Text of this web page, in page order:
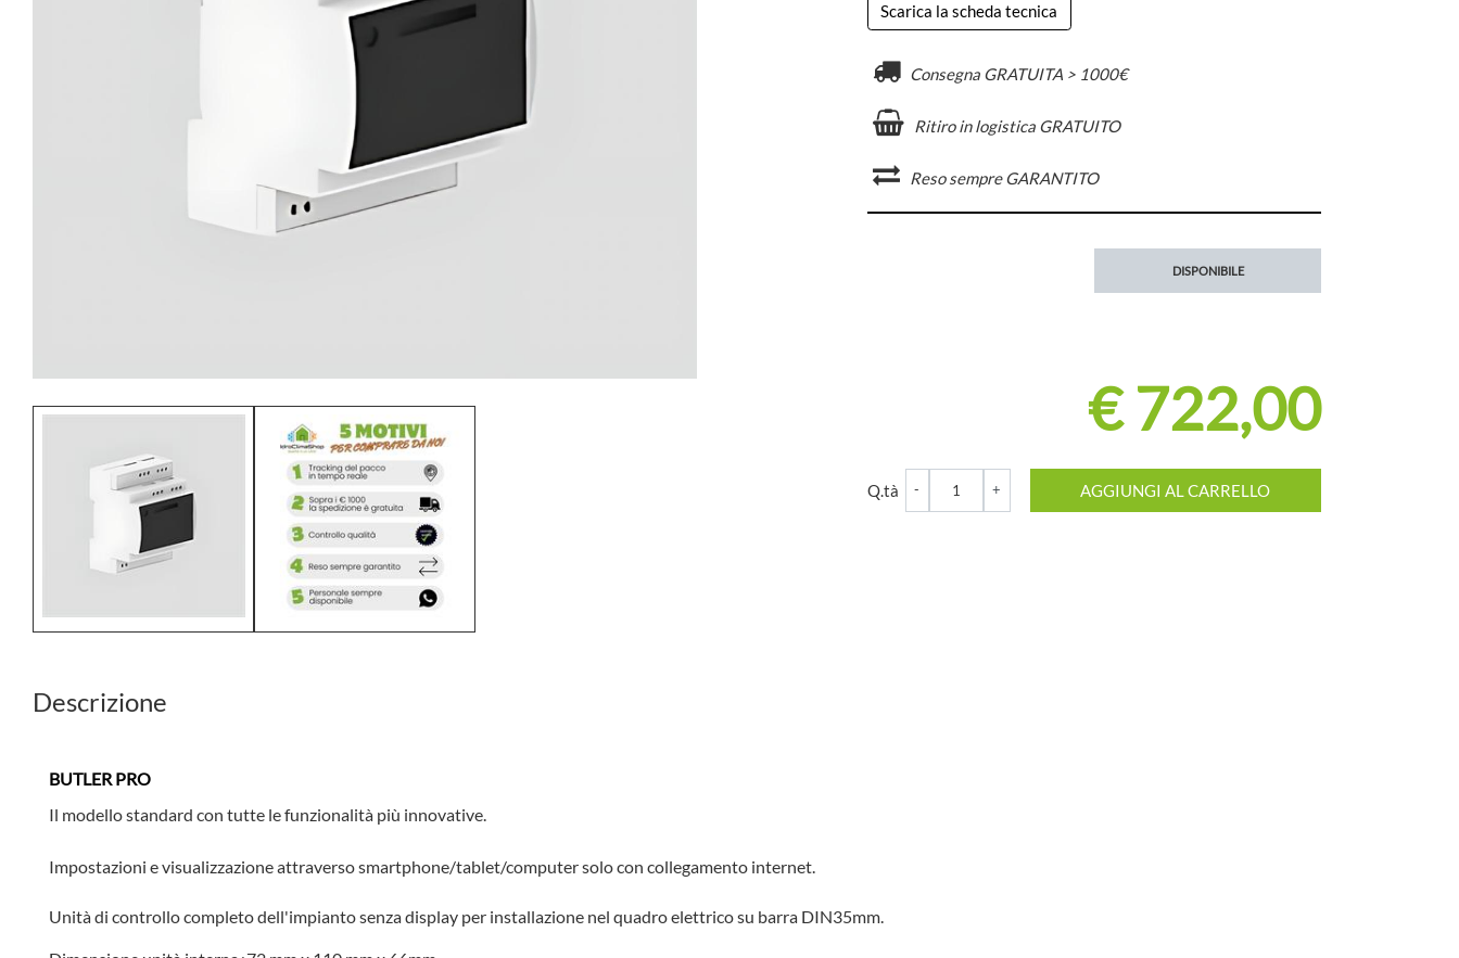
Scarica la scheda tecnica
Consegna GRATUITA > 1000€
Ritiro in logistica GRATUITO
Reso sempre GARANTITO
DISPONIBILE
€ 722,00
Q.tà AGGIUNGI AL CARRELLO
Descrizione
BUTLER PRO
Il modello standard con tutte le funzionalità più innovative.
Impostazioni e visualizzazione attraverso smartphone/tablet/computer solo con collegamento internet.
Unità di controllo completo dell'impianto senza display per installazione nel quadro elettrico su barra DIN35mm.